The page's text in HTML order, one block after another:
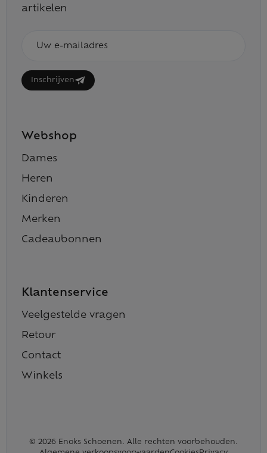
artikelen
mailadres
Inschrijven
Webshop
Dames
Heren
Kinderen
Merken
Cadeaubonnen
Klantenservice
Veelgestelde vragen
Retour
Contact
Winkels
© 2026 Enoks Schoenen. Alle rechten voorbehouden.